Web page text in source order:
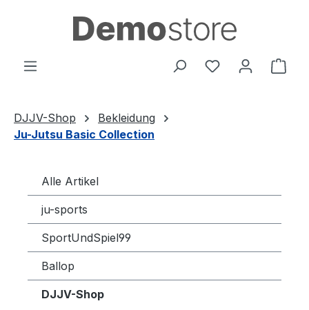
Zum Hauptinhalt springen
Du hast 0
DJJV-Shop
Bekleidung
Ju-Jutsu Basic Collection
Alle Artikel
ju-sports
SportUndSpiel99
Ballop
DJJV-Shop